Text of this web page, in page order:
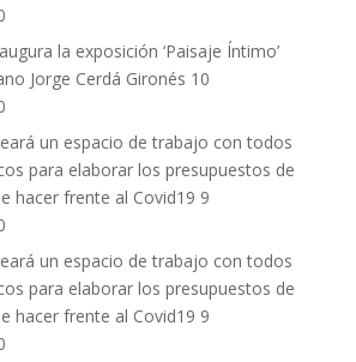
la exposición ‘Paisaje Íntimo’
Jorge Cerdá Gironés 10
un espacio de trabajo con todos
para elaborar los presupuestos de
hacer frente al Covid19 9
un espacio de trabajo con todos
para elaborar los presupuestos de
hacer frente al Covid19 9